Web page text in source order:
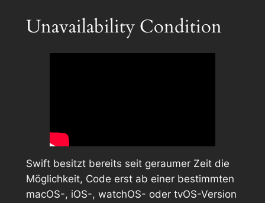
Unavailability Condition
Swift besitzt bereits seit geraumer Zeit die
Möglichkeit, Code erst ab einer bestimmten
macOS-, iOS-, watchOS- oder tvOS-Version